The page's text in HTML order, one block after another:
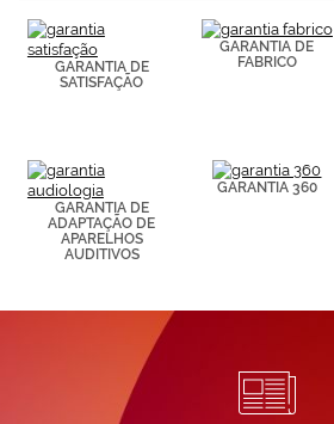
de páginas
visitadas).
Puedes
consultar más
Cookies.
GARANTIA DE
SATISFAÇÃO
GARANTIA DE
FABRICO
GARANTIA DE
ADAPTAÇÃO DE
APARELHOS
AUDITIVOS
GARANTIA 360